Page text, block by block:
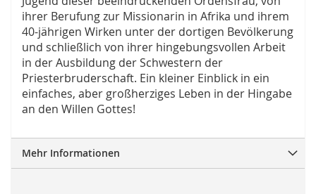
ihrer Berufung zur Missionarin in Afrika und ihrem
40-jährigen Wirken unter der dortigen Bevölkerung
und schließlich von ihrer hingebungsvollen Arbeit
in der Ausbildung der Schwestern der
Priesterbruderschaft. Ein kleiner Einblick in ein
einfaches, aber großherziges Leben in der Hingabe
an den Willen Gottes!
Mehr Informationen